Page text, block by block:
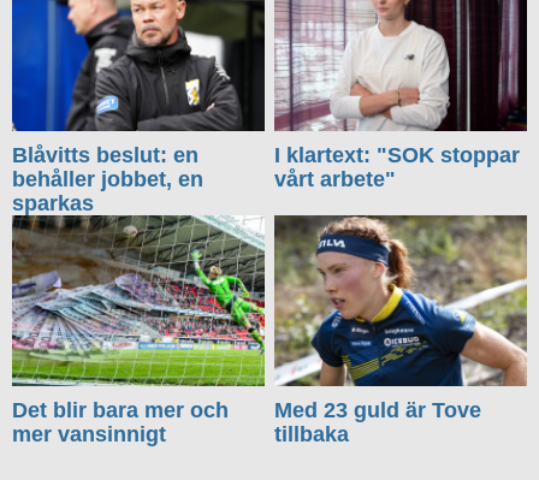
Blåvitts beslut: en
behåller jobbet, en
sparkas
I klartext: "SOK stoppar
vårt arbete"
Det blir bara mer och
mer vansinnigt
Med 23 guld är Tove
tillbaka